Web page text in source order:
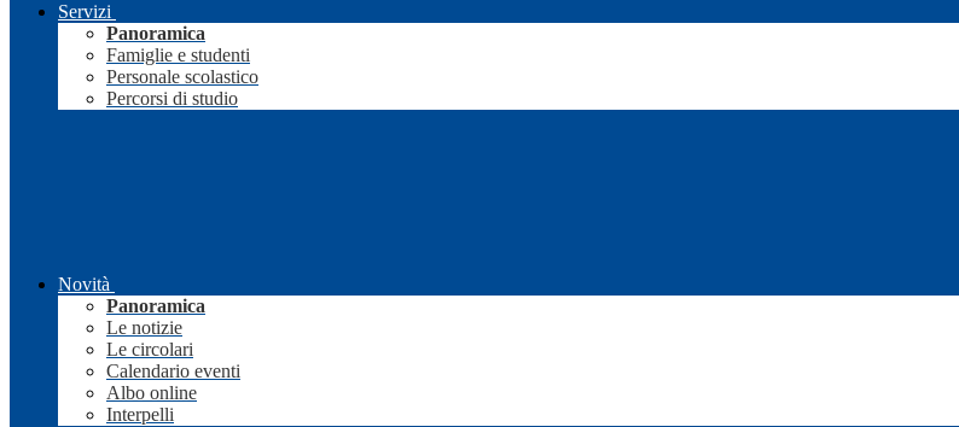
Servizi
Panoramica
Famiglie e studenti
Personale scolastico
Percorsi di studio
Novità
Panoramica
Le notizie
Le circolari
Calendario eventi
Albo online
Interpelli